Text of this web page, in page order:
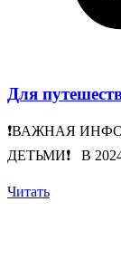
Для
❗️ВАЖНАЯ
ДЕТЬМИ❗️ В
Читать